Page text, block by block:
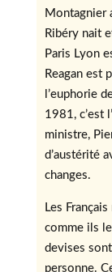
Montagnier
Ribéry nait
Paris Lyon
Reagan est
l’euphorie
1981, c’est
ministre,
d’austérité
changes.
Les
comme ils
devises
personne.